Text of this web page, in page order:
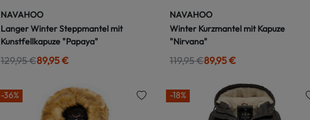
NAVAHOO
Langer Winter Steppmantel mit
Kunstfellkapuze "Papaya"
129,95 €89,95 €
NAVAHOO
Winter Kurzmantel mit Kapuze
"Nirvana"
119,95 €89,95 €
-36% -18%